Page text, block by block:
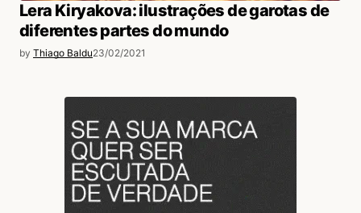
Lera Kiryakova: ilustrações de garotas de
diferentes partes do mundo
by Thiago Baldu23/02/2021